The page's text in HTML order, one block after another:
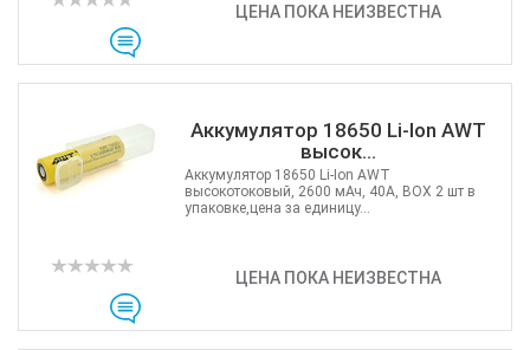
ЦЕНА ПОКА НЕИЗВЕСТНА
Аккумулятор 18650 Li-Ion AWT
высок...
ЦЕНА ПОКА НЕИЗВЕСТНА
Аккумулятор 18650 Li-Ion AWT
высокотоковый, 2600 мАч, 40А, BOX 2 шт в
упаковке,цена за единицу...